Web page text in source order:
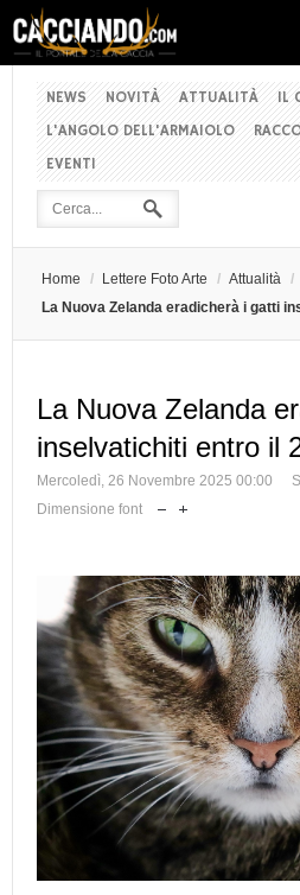
NEWS NOVITÀ ATTUALITÀ
IL
L'ANGOLO DELL'ARMAIOLO
EVENTI
Home / Lettere Foto Arte / Attualità /
La Nuova Zelanda eradicherà i gatti
La Nuova Zelanda
inselvatichiti entro il
Mercoledì, 26 Novembre 2025 00:00
Dimensione font